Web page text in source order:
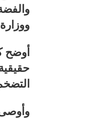
أوضح
وأوصى